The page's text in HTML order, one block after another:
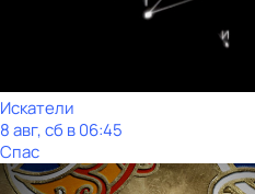
Искатели
8 авг, сб в 06:45
Спас